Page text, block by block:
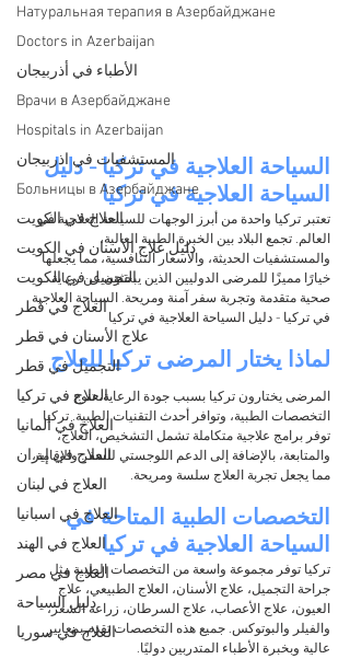
Натуральная терапия в Азербайджане
Doctors in Azerbaijan
الأطباء في أذربيجان
Врачи в Азербайджане
Hospitals in Azerbaijan
المستشفيات في اذربيجان
Больницы в Азербайджане
العلاج في الكويت
دليل علاج الأسنان في الكويت
التجميل في الكويت
العلاج في قطر
علاج الأسنان في قطر
التجميل في قطر
العلاج في تركيا
العلاج في ألمانيا
العلاج في إيران
العلاج في لبنان
العلاج في اسبانيا
العلاج في الهند
العلاج في مصر
دليل السياحة
العلاج في سوريا
السياحة العلاجية في تركيا - دليل
السياحة العلاجية في تركيا
تعتبر تركيا واحدة من أبرز الوجهات للسياحة العلاجية في
العالم. تجمع البلاد بين الخبرة الطبية العالية،
والمستشفيات الحديثة، والأسعار التنافسية، مما يجعلها
خيارًا مميزًا للمرضى الدوليين الذين يبحثون عن رعاية
صحية متقدمة وتجربة سفر آمنة ومريحة. السياحة العلاجية
في تركيا - دليل السياحة العلاجية في تركيا
لماذا يختار المرضى تركيا للعلاج
المرضى يختارون تركيا بسبب جودة الرعاية، تنوع
التخصصات الطبية، وتوافر أحدث التقنيات الطبية. تركيا
توفر برامج علاجية متكاملة تشمل التشخيص، العلاج،
والمتابعة، بالإضافة إلى الدعم اللوجستي للسفر والإقامة،
مما يجعل تجربة العلاج سلسة ومريحة.
التخصصات الطبية المتاحة في
السياحة العلاجية في تركيا
تركيا توفر مجموعة واسعة من التخصصات الطبية مثل
جراحة التجميل، علاج الأسنان، العلاج الطبيعي، علاج
العيون، علاج الأعصاب، علاج السرطان، زراعة الشعر،
والفيلر والبوتوكس. جميع هذه التخصصات تقدم بمعايير
عالية وبخبرة الأطباء المتدربين دوليًا.